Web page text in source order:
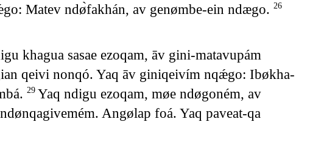
Matev ndø̀fakhán, av genømbe-ein ndægo. 26
khagua sasae ezoqam, āv gini-matavupám
qeivi nonqó. Yaq āv giniqeivím nqǽgo: Ibøkha-
29 Yaq ndigu ezoqam, møe ndøgoném, av
Angølap foá. Yaq paveat-qa